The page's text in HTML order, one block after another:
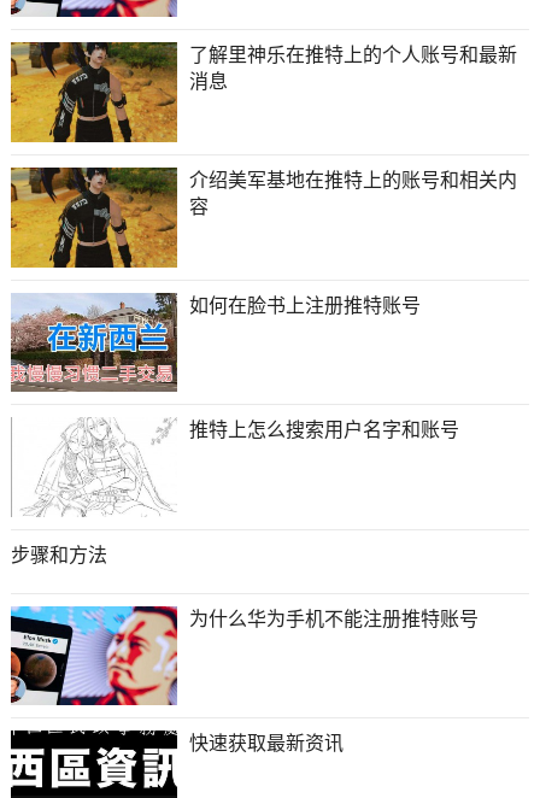
了解里神乐在推特上的个人账号和最新
消息
介绍美军基地在推特上的账号和相关内
容
如何在脸书上注册推特账号
推特上怎么搜索用户名字和账号
步骤和方法
为什么华为手机不能注册推特账号
快速获取最新资讯